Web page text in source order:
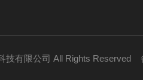
技有限公司 All Rights Reserved